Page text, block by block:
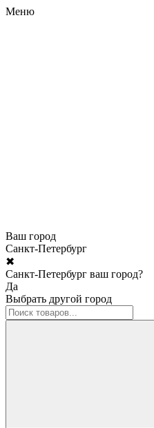
Меню
Ваш город
Санкт-Петербург
✖
Санкт-Петербург ваш город?
Да
Выбрать другой город